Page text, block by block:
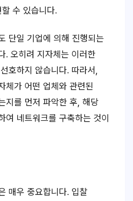
수 있습니다.
단일 기업에 의해 진행되는
. 오히려 지자체는 이러한
호하지 않습니다. 따라서,
체가 어떤 업체와 관련된
지를 먼저 파악한 후, 해당
여 네트워크를 구축하는 것이
매우 중요합니다. 입찰